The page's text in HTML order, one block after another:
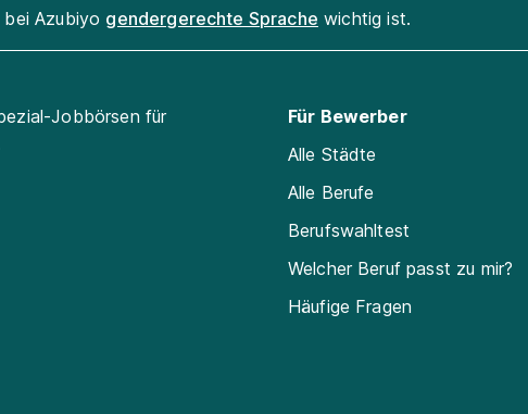
Azubiyo gendergerechte Sprache wichtig ist.
Jobbörsen für
Für Bewerber
Alle Städte
Alle Berufe
Berufswahltest
Welcher Beruf passt zu mir?
Häufige Fragen